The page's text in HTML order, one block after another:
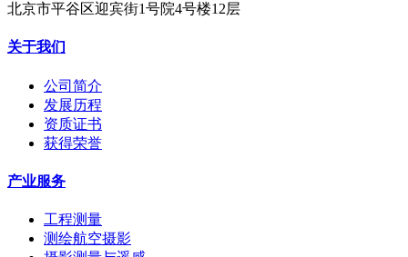
北京市平谷区迎宾街1号院4号楼12层
关于我们
公司简介
发展历程
资质证书
获得荣誉
产业服务
工程测量
测绘航空摄影